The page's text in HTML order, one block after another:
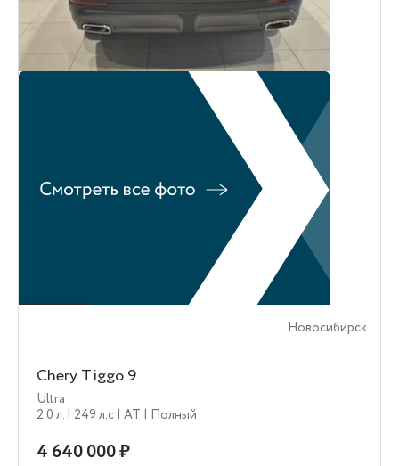
Новосибирск
Chery Tiggo 9
Ultra
2.0 л. | 249 л.c | AT | Полный
4 640 000 ₽